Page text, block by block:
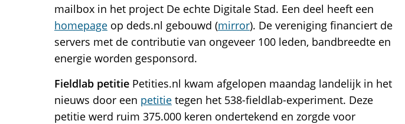
mailbox in het project De echte Digitale Stad. Een deel heeft een
homepage op deds.nl gebouwd (mirror). De vereniging financiert de
servers met de contributie van ongeveer 100 leden, bandbreedte en
energie worden gesponsord.
Fieldlab petitie Petities.nl kwam afgelopen maandag landelijk in het
nieuws door een petitie tegen het 538-fieldlab-experiment. Deze
petitie werd ruim 375.000 keren ondertekend en zorgde voor